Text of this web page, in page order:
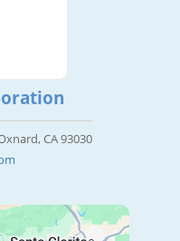
CA 93030